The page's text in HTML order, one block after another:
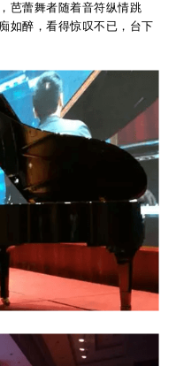
室
KAWAI
官方网
站
芭蕾舞者随着音符纵情跳
如醉，看得惊叹不已，台下